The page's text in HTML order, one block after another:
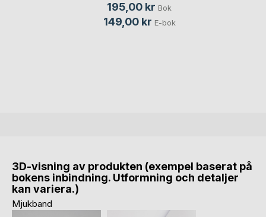
195,00 kr Bok
149,00 kr E-bok
3D-visning av produkten (exempel baserat på
bokens inbindning. Utformning och detaljer
kan variera.)
Mjukband